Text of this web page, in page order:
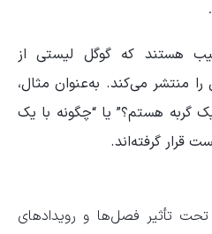
هستند که گوگل لیستی از
منتشر می‌کند. به‌عنوان مثال،
گربه هستم؟” یا “چگونه با یک
قرار گرفته‌اند.
تأثیر فصل‌ها و رویدادهای